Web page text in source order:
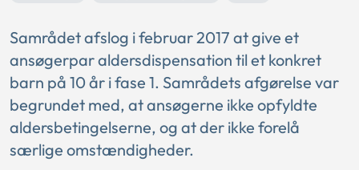
Samrådet afslog i februar 2017 at give et
ansøgerpar aldersdispensation til et konkret
barn på 10 år i fase 1. Samrådets afgørelse var
begrundet med, at ansøgerne ikke opfyldte
aldersbetingelserne, og at der ikke forelå
særlige omstændigheder.